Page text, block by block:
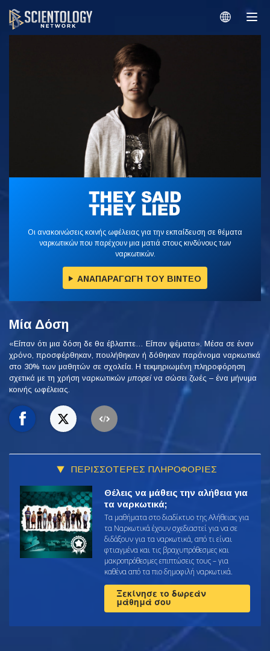
Οι ανακοινώσεις κοινής ωφέλειας για την εκπαίδευση σε θέματα
ναρκωτικών που παρέχουν μια ματιά στους κινδύνους των
ναρκωτικών.
ΑΝΑΠΑΡΑΓΩΓΗ ΤΟΥ ΒΙΝΤΕΟ
Μία Δόση
«Είπαν ότι μια δόση δε θα έβλαπτε… Είπαν ψέματα». Μέσα σε έναν
χρόνο, προσφέρθηκαν, πουλήθηκαν ή δόθηκαν παράνομα ναρκωτικά
στο 30% των μαθητών σε σχολεία. Η τεκμηριωμένη πληροφόρηση
σχετικά με τη χρήση ναρκωτικών μπορείνα σώσει ζωές – ένα μήνυμα
κοινής ωφέλειας.
ΠΕΡΙΣΣΟΤΕΡΕΣ ΠΛΗΡΟΦΟΡΙΕΣ
Θέλεις να μάθεις την αλήθεια για
τα ναρκωτικά;
Τα μαθήματα στο διαδίκτυο της Αλήθειας για
τα Ναρκωτικά έχουν σχεδιαστεί για να σε
διδάξουν για τα ναρκωτικά, από τι είναι
φτιαγμένα και τις βραχυπρόθεσμες και
μακροπρόθεσμες επιπτώσεις τους – για
καθένα από τα πιο δημοφιλή ναρκωτικά.
Ξεκίνησε το δωρεάν
μάθημά σου